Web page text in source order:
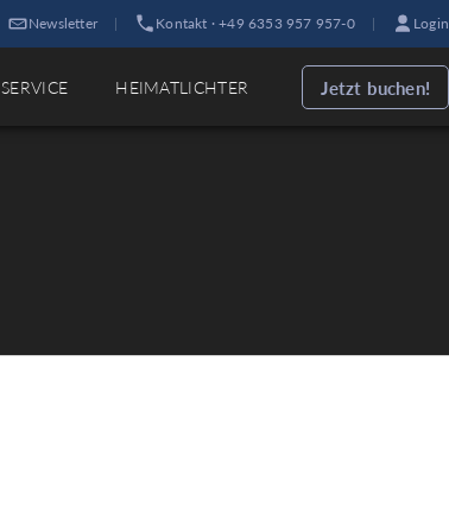
Newsletter | Kontakt · +49 6353 957 957-0 | Login
SERVICE HEIMATLICHTER Jetzt buchen!